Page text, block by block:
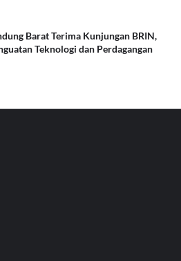
Barat Terima Kunjungan BRIN,
Teknologi dan Perdagangan